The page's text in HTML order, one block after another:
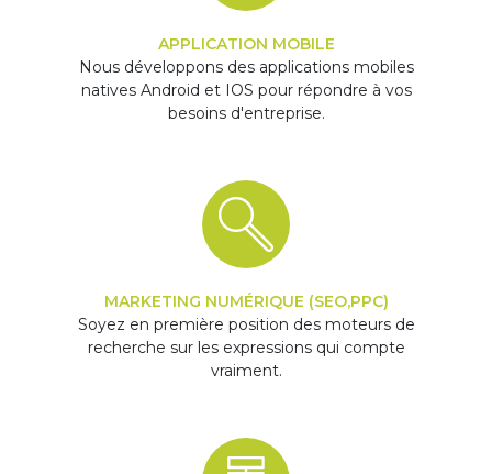
APPLICATION MOBILE
Nous développons des applications mobiles
natives Android et IOS pour répondre à vos
besoins d'entreprise.
MARKETING NUMÉRIQUE (SEO,PPC)
Soyez en première position des moteurs de
recherche sur les expressions qui compte
vraiment.